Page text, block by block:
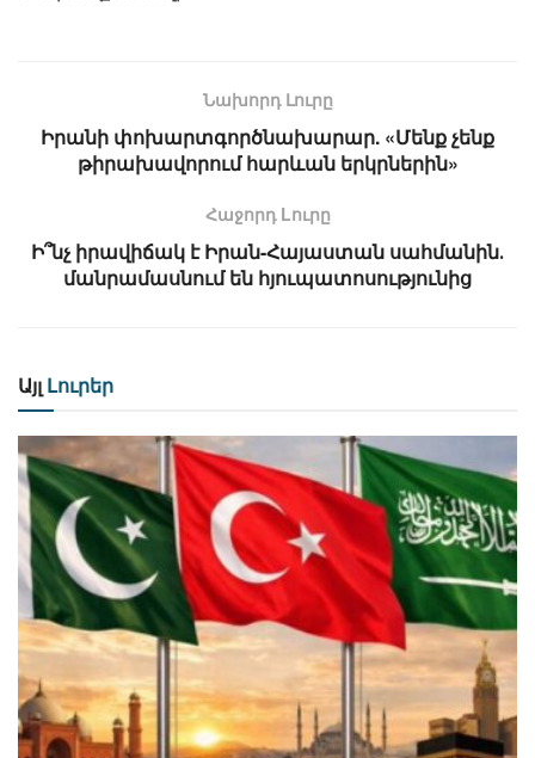
Նախորդ Լուրը
Իրանի փոխարտգործնախարար. «Մենք չենք
թիրախավորում հարևան երկրներին»
Հաջորդ Lուրը
Ի՞նչ իրավիճակ է Իրան-Հայաստան սահմանին․
մանրամասնում են հյուպատոսությունից
Այլ Լուրեր